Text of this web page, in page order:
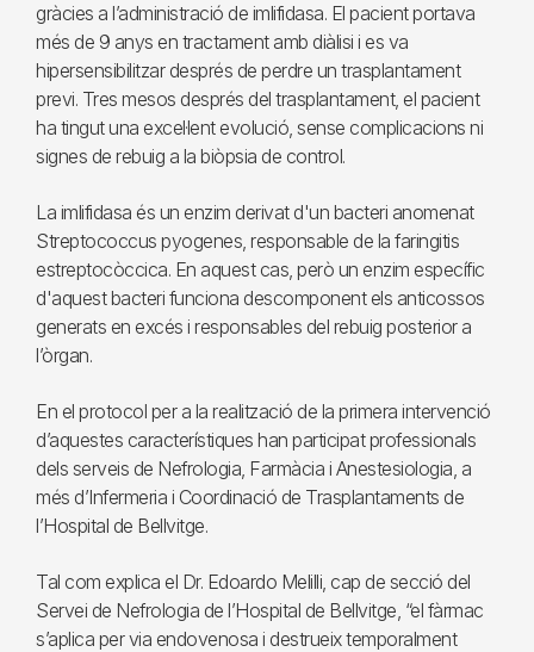
gràcies a l’administració de imlifidasa. El pacient portava
més de 9 anys en tractament amb diàlisi i es va
hipersensibilitzar després de perdre un trasplantament
previ. Tres mesos després del trasplantament, el pacient
ha tingut una excel·lent evolució, sense complicacions ni
signes de rebuig a la biòpsia de control.
La imlifidasa és un enzim derivat d'un bacteri anomenat
Streptococcus pyogenes, responsable de la faringitis
estreptocòccica. En aquest cas, però un enzim específic
d'aquest bacteri funciona descomponent els anticossos
generats en excés i responsables del rebuig posterior a
l’òrgan.
En el protocol per a la realització de la primera intervenció
d’aquestes característiques han participat professionals
dels serveis de Nefrologia, Farmàcia i Anestesiologia, a
més d’Infermeria i Coordinació de Trasplantaments de
l’Hospital de Bellvitge.
Tal com explica el Dr. Edoardo Melilli, cap de secció del
Servei de Nefrologia de l’Hospital de Bellvitge, “el fàrmac
s’aplica per via endovenosa i destrueix temporalment